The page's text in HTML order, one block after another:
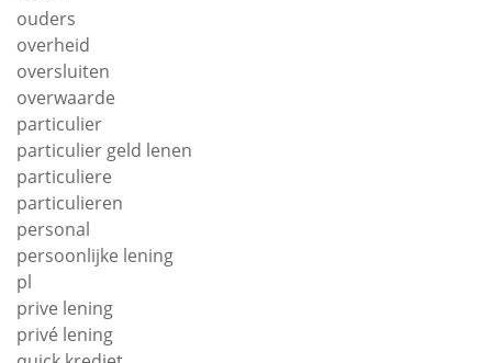
ouders
overheid
oversluiten
overwaarde
particulier
particulier geld lenen
particuliere
particulieren
personal
persoonlijke lening
pl
prive lening
privé lening